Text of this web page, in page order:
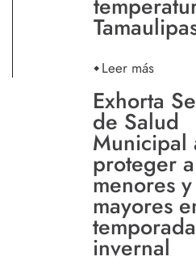
Leer más
Exhorta
de Salud
Municipal
proteger a
menores
mayores
temporada
invernal